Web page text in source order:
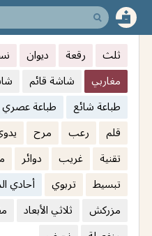
ثلث رقعة ديوان
مغاربي
شاشة قائم
طباعة شائع
طباعة عصري
قلم
رعب مرح
تقنية
غريب دوائر
تبسيط
تربوي أحادي
مزركش
ثلاثي الأبعاد